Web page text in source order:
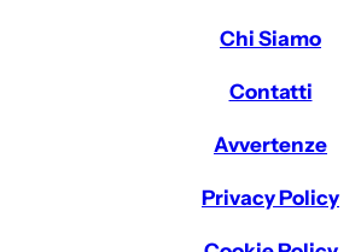
Chi Siamo
Contatti
Avvertenze
Privacy Policy